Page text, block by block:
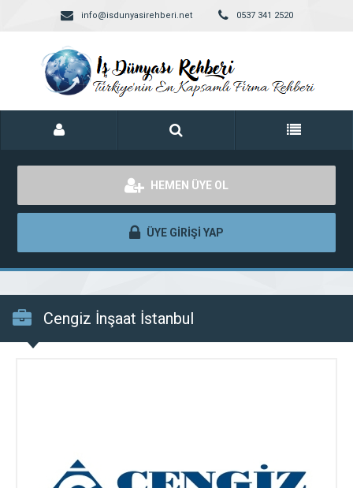
info@isdunyasirehberi.net 0537 341 2520
HEMEN ÜYE OL
ÜYE GİRİŞİ YAP
Cengiz İnşaat İstanbul